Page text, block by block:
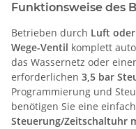
Funktionsweise des
Betrieben durch Luft
Wege-Ventil komplett
das Wassernetz oder
erforderlichen 3,5 bar
Programmierung und
benötigen Sie eine
Steuerung/Zeitschaltuhr